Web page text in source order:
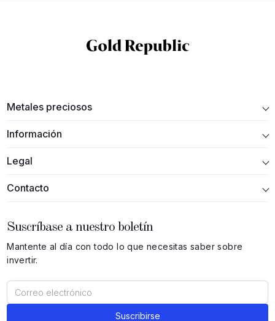
Metales preciosos
Información
Legal
Contacto
Suscríbase a nuestro boletín
Mantente al día con todo lo que necesitas saber sobre
invertir.